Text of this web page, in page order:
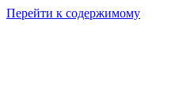
Перейти к содержимому